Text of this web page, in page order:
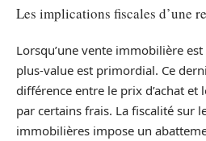
Les implications fiscales d’une
Lorsqu’une vente immobilière
plus-value est primordial. Ce
différence entre le prix d’achat et
par certains frais. La fiscalité sur
immobilières impose un